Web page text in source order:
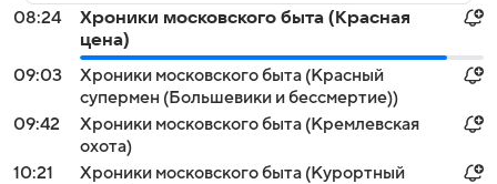
08:24
Хроники московского быта (Красная
цена)
09:03
Хроники московского быта (Красный
супермен (Большевики и бессмертие))
09:42
Хроники московского быта (Кремлевская
охота)
10:21
Хроники московского быта (Курортный